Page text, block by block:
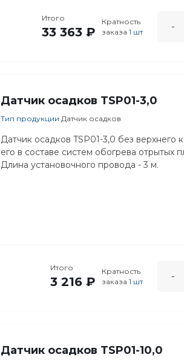
Итого
33 363 ₽
Кратность
заказа 1 шт -
Датчик осадков TSP01-3,0
Тип продукции Датчик осадков
Датчик осадков TSP01-3,0 без верхнего
его в составе систем обогрева отрытых
Длина установочного провода - 3 м.
Итого
3 216 ₽
Кратность
заказа 1 шт -
Датчик осадков TSP01-10,0